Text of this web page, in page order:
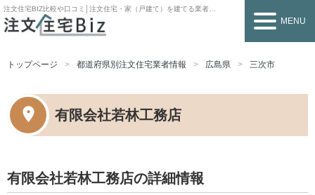
注文住宅BIZ比較や口コミ│注文住宅・家（戸建て）を建てる業者を探すなら
MENU
トップページ 都道府県別注文住宅業者情報 広島県 三次市
有限会社若林工務店
有限会社若林工務店の詳細情報